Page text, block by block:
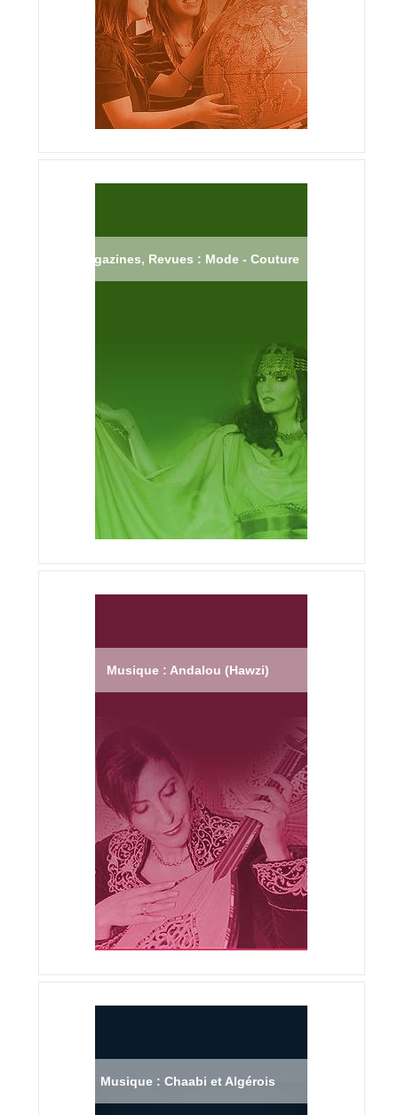
Magazines, Revues : Mode - Couture
Musique : Andalou (Hawzi)
Musique : Chaabi et Algérois